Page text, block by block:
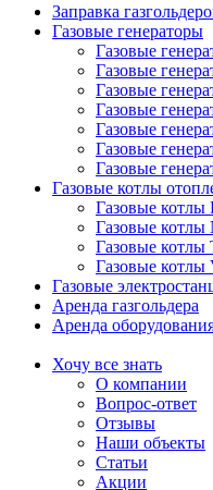
Заправка
Газовые генераторы
Газовые
Газовые
Газовые
Газовые
Газовые
Газовые
Газовые
Газовые котлы
Газовые котлы
Газовые
Газовые
Газовые котлы
Газовые
Аренда газгольдера
Аренда
Хочу все знать
О компании
Вопрос-ответ
Отзывы
Наши объекты
Статьи
Акции